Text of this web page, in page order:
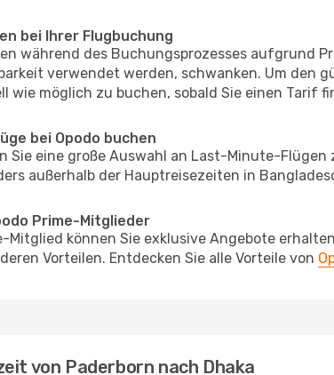
bei Ihrer Flugbuchung
während des Buchungsprozesses aufgrund
verwendet werden, schwanken. Um den
wie möglich zu buchen, sobald Sie einen Tarif
bei Opodo buchen
Sie eine große Auswahl an Last-Minute-
außerhalb der Hauptreisezeiten in
Prime-Mitglieder
Mitglied können Sie exklusive Angebote
Vorteilen. Entdecken Sie alle Vorteile von
von Paderborn nach Dhaka